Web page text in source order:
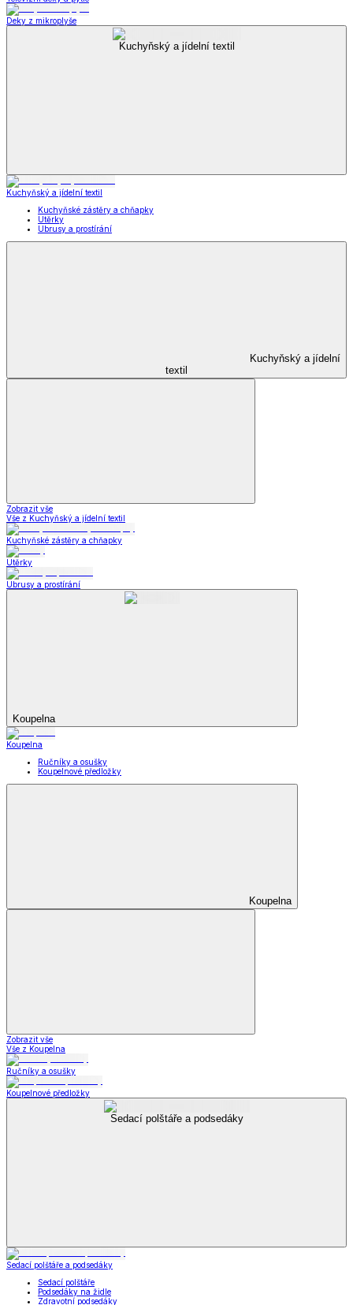
Deky z mikroplyše
Kuchyňský a jídelní textil
Kuchyňský a jídelní textil
Kuchyňské zástěry a chňapky
Utěrky
Ubrusy a prostírání
Kuchyňský a jídelní
textil
Zobrazit vše
Vše z Kuchyňský a jídelní textil
Kuchyňské zástěry a chňapky
Utěrky
Ubrusy a prostírání
Koupelna
Koupelna
Ručníky a osušky
Koupelnové předložky
Koupelna
Zobrazit vše
Vše z Koupelna
Ručníky a osušky
Koupelnové předložky
Sedací polštáře a podsedáky
Sedací polštáře a podsedáky
Sedací polštáře
Podsedáky na židle
Zdravotní podsedáky